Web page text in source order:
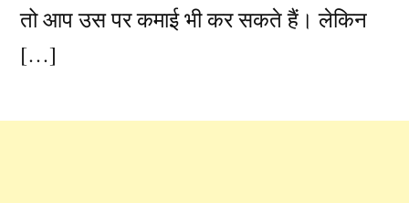
तो आप उस पर कमाई भी कर सकते हैं। लेकिन
[…]